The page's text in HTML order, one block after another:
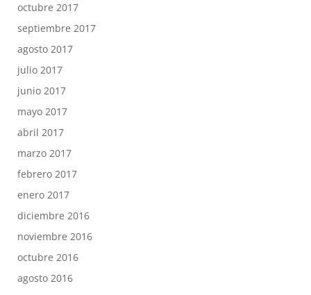
octubre 2017
septiembre 2017
agosto 2017
julio 2017
junio 2017
mayo 2017
abril 2017
marzo 2017
febrero 2017
enero 2017
diciembre 2016
noviembre 2016
octubre 2016
agosto 2016